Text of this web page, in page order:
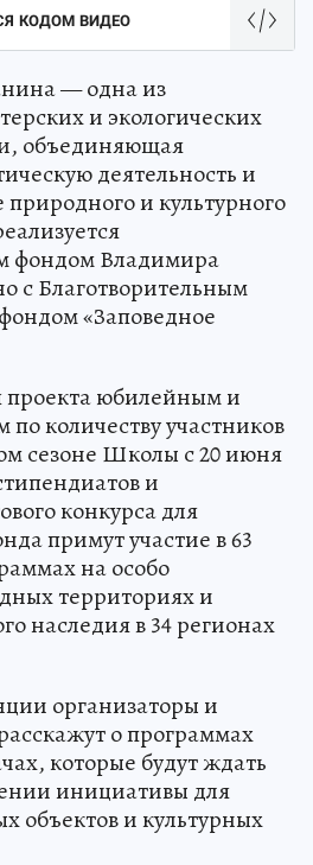
КОДОМ ВИДЕО
— одна из
и экологических
объединяющая
деятельность и
и культурного
фондом Владимира
с Благотворительным
«Заповедное
проекта юбилейным и
количеству участников
сезоне Школы с 20 июня
и
конкурса для
примут участие в 63
на особо
территориях и
наследия в 34 регионах
организаторы и
о программах
которые будут ждать
инициативы для
объектов и культурных